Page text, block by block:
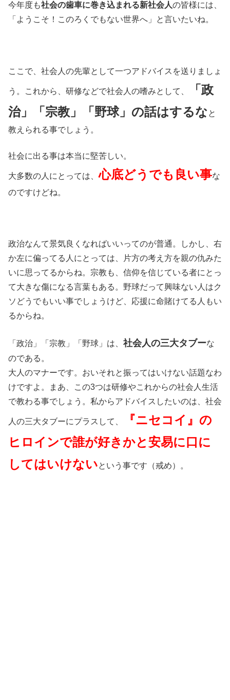
今年度も社会の歯車に巻き込まれる新社会人の皆様には、
「ようこそ！このろくでもない世界へ」と言いたいね。
ここで、社会人の先輩として一つアドバイスを送りましょ
う。これから、研修などで社会人の嗜みとして、
「政
治」「宗教」「野球」の話はするなと
教えられる事でしょう。
社会に出る事は本当に堅苦しい。
大多数の人にとっては、心底どうでも良い事な
のですけどね。
政治なんて景気良くなればいいってのが普通。しかし、右
か左に偏ってる人にとっては、片方の考え方を親の仇みた
いに思ってるからね。宗教も、信仰を信じている者にとっ
て大きな傷になる言葉もある。野球だって興味ない人はク
ソどうでもいい事でしょうけど、応援に命賭けてる人もい
るからね。
「政治」「宗教」「野球」は、 社会人の三大タブーな
のである。
大人のマナーです。おいそれと振ってはいけない話題なわ
けですよ。まあ、この3つは研修やこれからの社会人生活
で教わる事でしょう。私からアドバイスしたいのは、社会
人の三大タブーにプラスして、
『ニセコイ』の
ヒロインで誰が好きかと安易に口に
してはいけないという事です（戒め）。